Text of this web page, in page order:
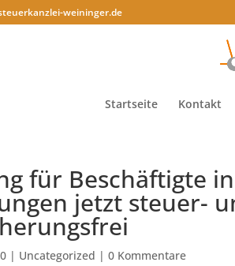
weininger.de
Startseite Kontakt
für Beschäftigte
jetzt steuer-
| Uncategorized |0 Kommentare